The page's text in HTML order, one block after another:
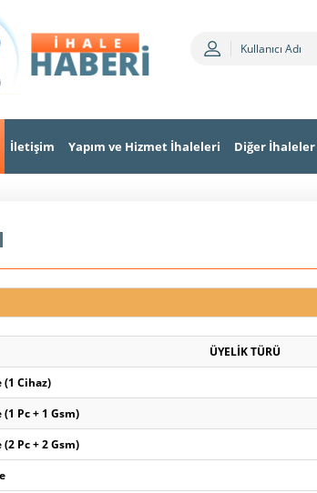
İletişim Yapım ve Hizmet İhaleleri Diğer İhaleler
ÜYELİK TÜRÜ
Cihaz)
Pc + 1 Gsm)
Pc + 2 Gsm)